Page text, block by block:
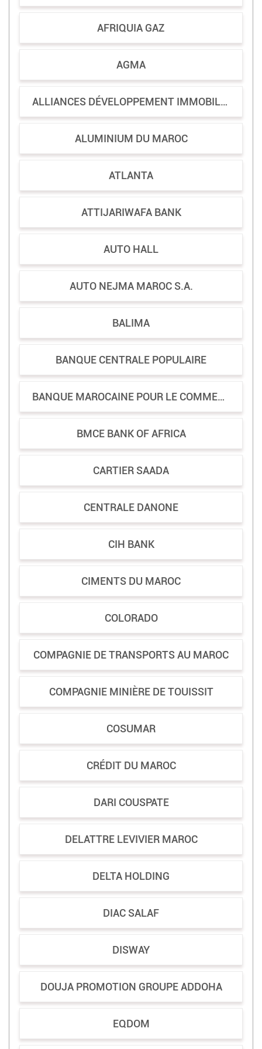
AFRIQUIA GAZ
AGMA
ALLIANCES DÉVELOPPEMENT IMMOBILIER
ALUMINIUM DU MAROC
ATLANTA
ATTIJARIWAFA BANK
AUTO HALL
AUTO NEJMA MAROC S.A.
BALIMA
BANQUE CENTRALE POPULAIRE
BANQUE MAROCAINE POUR LE COMMERCE ET L'INDUSTRIE
BMCE BANK OF AFRICA
CARTIER SAADA
CENTRALE DANONE
CIH BANK
CIMENTS DU MAROC
COLORADO
COMPAGNIE DE TRANSPORTS AU MAROC
COMPAGNIE MINIÈRE DE TOUISSIT
COSUMAR
CRÉDIT DU MAROC
DARI COUSPATE
DELATTRE LEVIVIER MAROC
DELTA HOLDING
DIAC SALAF
DISWAY
DOUJA PROMOTION GROUPE ADDOHA
EQDOM